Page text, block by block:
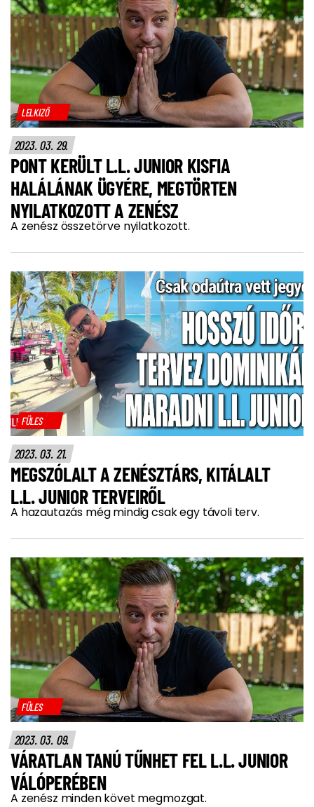
LELKIZŐ
2023. 03. 29.
PONT KERÜLT L.L. JUNIOR KISFIA
HALÁLÁNAK ÜGYÉRE, MEGTÖRTEN
NYILATKOZOTT A ZENÉSZ
A zenész összetörve nyilatkozott.
FÜLES
2023. 03. 21.
MEGSZÓLALT A ZENÉSZTÁRS, KITÁLALT
L.L. JUNIOR TERVEIRŐL
A hazautazás még mindig csak egy távoli terv.
FÜLES
2023. 03. 09.
VÁRATLAN TANÚ TŰNHET FEL L.L. JUNIOR
VÁLÓPERÉBEN
A zenész minden követ megmozgat.